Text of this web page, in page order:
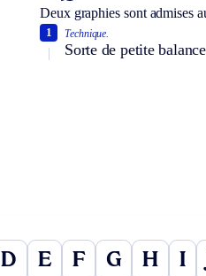
Deux graphies sont admises
Technique.
Sorte de petite
1
D E F G H I